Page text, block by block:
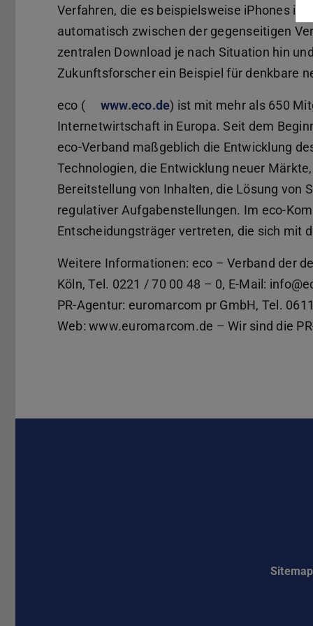
Verfahren, die es beispielsweise iPhones
automatisch zwischen der gegenseitigen
zentralen Download je nach Situation hin
Zukunftsforscher ein Beispiel für denkbare
eco ( www.eco.de) ist mit mehr als 650
Internetwirtschaft in Europa. Seit dem
eco-Verband maßgeblich die Entwicklung
Technologien, die Entwicklung neuer
Bereitstellung von Inhalten, die Lösung von
regulativer Aufgabenstellungen. Im eco-
Entscheidungsträger vertreten, die sich mit
Weitere Informationen: eco – Verband der
Köln, Tel. 0221 / 70 00 48 – 0, E-Mail:
PR-Agentur: euromarcom pr GmbH, Tel.
Web: www.euromarcom.de – Wir sind die
Sitemap